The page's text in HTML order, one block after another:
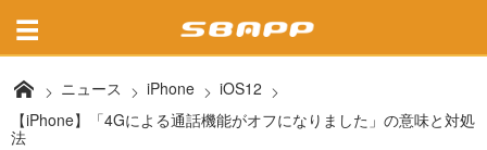
ニュース iPhone
iOS12
【iPhone】「4Gによる通話機能がオフになりました」の意味と対処
法